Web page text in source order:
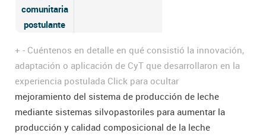
comunitaria
postulante
+ - Cuéntenos en detalle en qué consistió la innovación,
adaptación o aplicación de CyT que desarrollaron en la
experiencia postulada Click para ocultar
mejoramiento del sistema de producción de leche
mediante sistemas silvopastoriles para aumentar la
producción y calidad composicional de la leche